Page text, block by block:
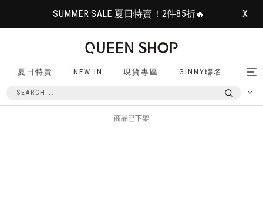
SUMMER SALE 夏日特賣！2件85折🔥 X
夏日特賣 NEW IN 現貨專區 GINNY聯名
商品已下架